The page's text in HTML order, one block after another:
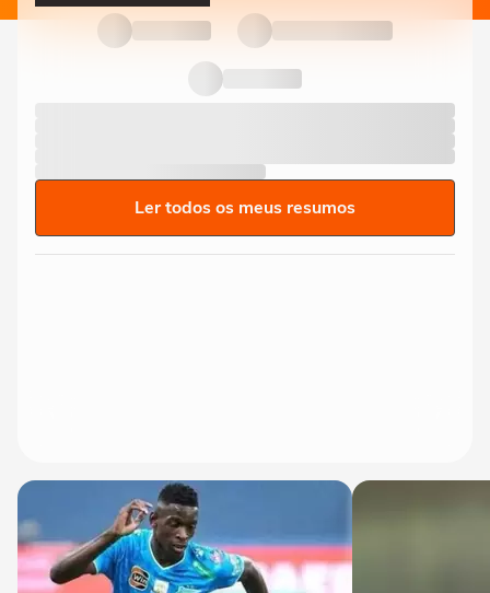
Ler todos os meus resumos